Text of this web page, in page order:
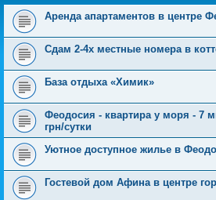
Аренда апартаментов в центре
Cдам 2-4х местные номера в
База отдыха «Химик»
Феодосия - квартира у моря - 7
грн/сутки
Уютное доступное жилье в
Гостевой дом Афина в центре